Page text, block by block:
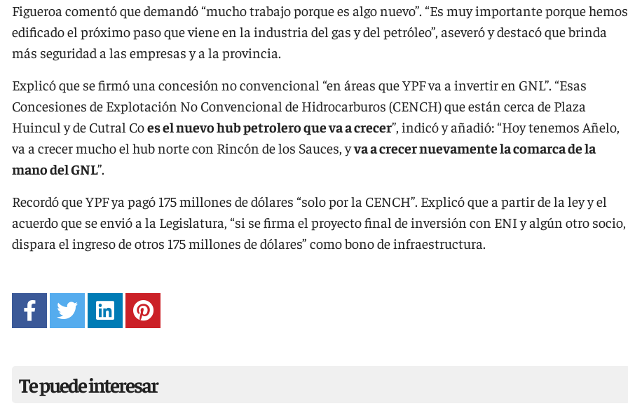
Figueroa comentó que demandó “mucho trabajo porque es algo nuevo”. “Es muy importante porque hemos
edificado el próximo paso que viene en la industria del gas y del petróleo”, aseveró y destacó que brinda
más seguridad a las empresas y a la provincia.
Explicó que se firmó una concesión no convencional “en áreas que YPF va a invertir en GNL”. “Esas
Concesiones de Explotación No Convencional de Hidrocarburos (CENCH) que están cerca de Plaza
Huincul y de Cutral Coes el nuevo hub petrolero que va a crecer”, indicó y añadió: “Hoy tenemos Añelo,
va a crecer mucho el hub norte con Rincón de los Sauces, yva a crecer nuevamente la comarca de la
mano del GNL”.
Recordó que YPF ya pagó 175 millones de dólares “solo por la CENCH”. Explicó que a partir de la ley y el
acuerdo que se envió a la Legislatura, “si se firma el proyecto final de inversión con ENI y algún otro socio,
dispara el ingreso de otros 175 millones de dólares” como bono de infraestructura.
Te puede interesar